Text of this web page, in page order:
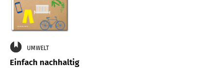
UMWELT
Einfach nachhaltig